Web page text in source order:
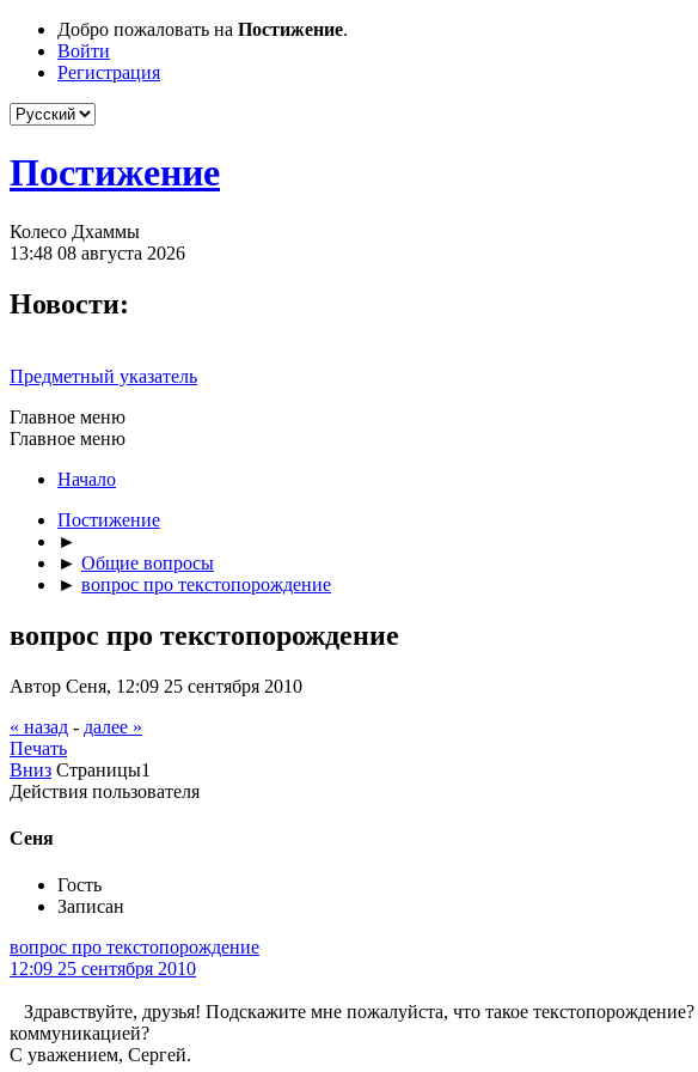
Добро пожаловать на Постижение.
Войти
Регистрация
Постижение
Колесо Дхаммы
13:48 08 августа 2026
Новости:
Предметный указатель
Главное меню
Главное меню
Начало
Постижение
►
► Общие вопросы
► вопрос про текстопорождение
вопрос про текстопорождение
Автор Сеня, 12:09 25 сентября 2010
« назад - далее »
Печать
Вниз Страницы1
Действия пользователя
Сеня
Гость
Записан
вопрос про текстопорождение
12:09 25 сентября 2010
Здравствуйте, друзья! Подскажите мне пожалуйста, что такое
коммуникацией?
С уважением, Сергей.